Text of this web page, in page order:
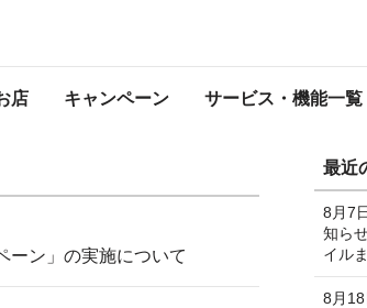
店 キャンペーン サービス・機能一覧
プレスリリース
ーン」の実施について
最近
8月7
知ら
イル
8月